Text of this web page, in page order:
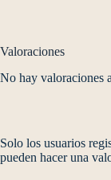
Valoraciones
No hay valoraciones
Solo los usuarios
pueden hacer una